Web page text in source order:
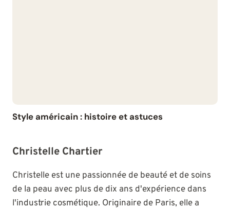
Style américain : histoire et astuces
Christelle Chartier
Christelle est une passionnée de beauté et de soins
de la peau avec plus de dix ans d'expérience dans
l'industrie cosmétique. Originaire de Paris, elle a